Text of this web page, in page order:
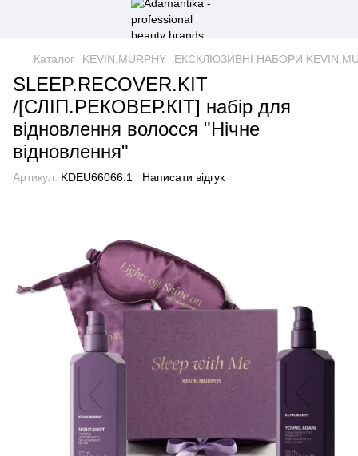
Каталог KEVIN.MURPHY ЕКСКЛЮЗИВНІ НАБОРИ
SLEEP.RECOVER.KIT
/[СЛІП.РЕКОВЕР.КІТ] набір для
відновлення волосся "Нічне
відновлення"
Артикул: KDEU66066.1 Написати відгук